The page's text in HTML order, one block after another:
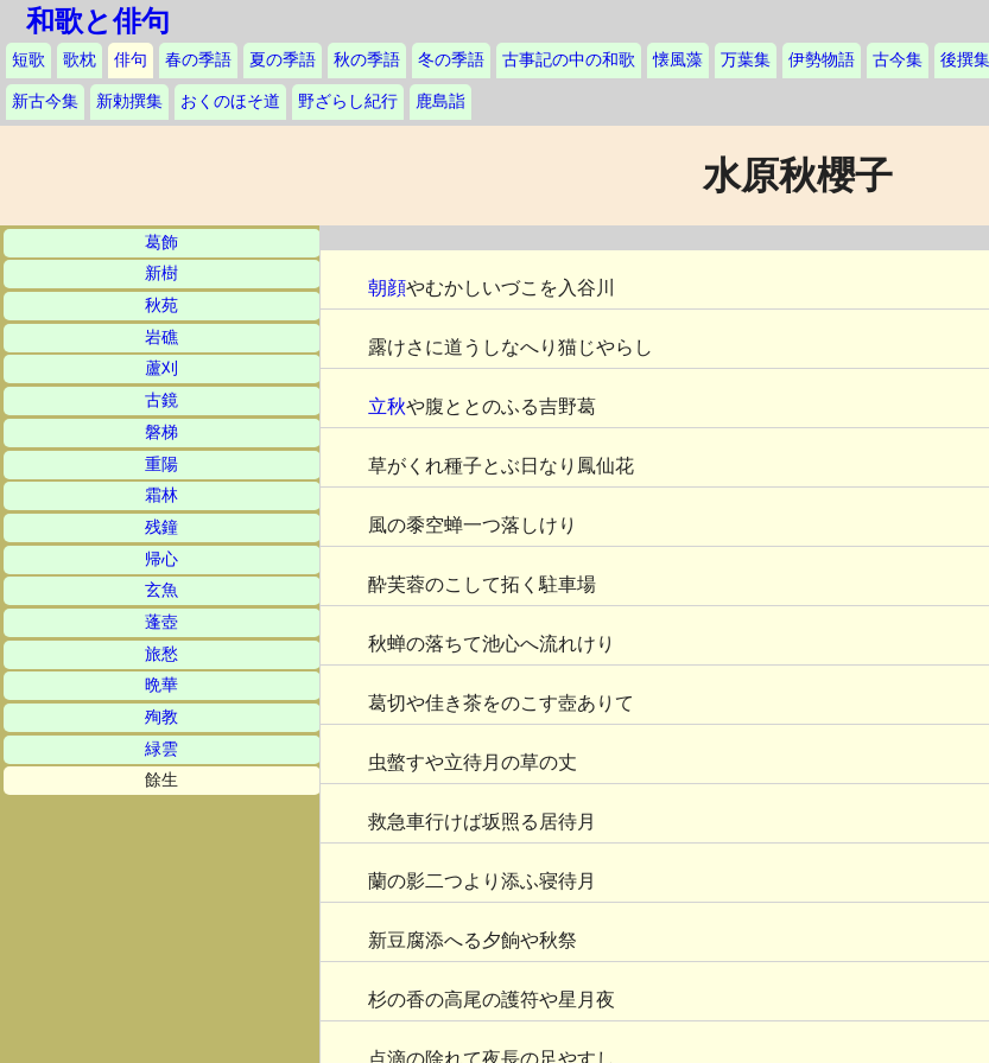
和歌と俳句
短歌 歌枕 俳句 春の季語 夏の季語 秋の季語 冬の季語 古事記の中の和歌 懐風藻 万葉集 伊勢物語 古今集 後撰集
新古今集 新勅撰集 おくのほそ道 野ざらし紀行 鹿島詣
水原秋櫻子
葛飾
新樹
秋苑
岩礁
蘆刈
古鏡
磐梯
重陽
霜林
残鐘
帰心
玄魚
蓬壺
旅愁
晩華
殉教
緑雲
餘生
朝顔やむかしいづこを入谷川
露けさに道うしなへり猫じやらし
立秋や腹ととのふる吉野葛
草がくれ種子とぶ日なり鳳仙花
風の黍空蝉一つ落しけり
酔芙蓉のこして拓く駐車場
秋蝉の落ちて池心へ流れけり
葛切や佳き茶をのこす壺ありて
虫螫すや立待月の草の丈
救急車行けば坂照る居待月
蘭の影二つより添ふ寝待月
新豆腐添へる夕餉や秋祭
杉の香の高尾の護符や星月夜
点滴の除れて夜長の足やすし